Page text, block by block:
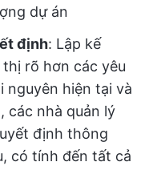
dự án
định: Lập kế
rõ hơn các yêu
nguyên hiện tại và
các nhà quản lý
định thông
có tính đến tất cả